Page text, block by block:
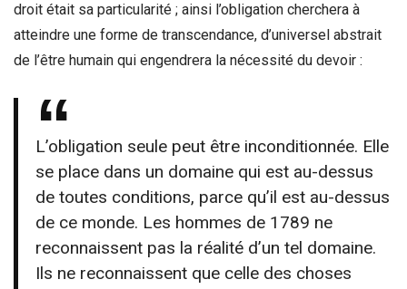
droit était sa particularité ; ainsi l’obligation cherchera à
atteindre une forme de transcendance, d’universel abstrait
de l’être humain qui engendrera la nécessité du devoir :
L’obligation seule peut être inconditionnée. Elle
se place dans un domaine qui est au-dessus
de toutes conditions, parce qu’il est au-dessus
de ce monde. Les hommes de 1789 ne
reconnaissent pas la réalité d’un tel domaine.
Ils ne reconnaissent que celle des choses